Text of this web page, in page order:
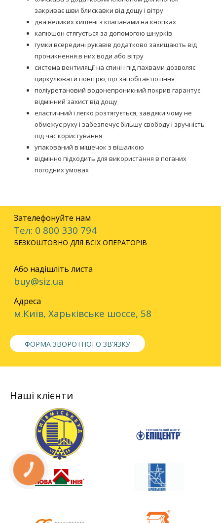
закриває шви блискавки від дощу і вітру
два великих кишені з клапанами на кнопках
капюшон стягується за допомогою шнурків
гумки всередині рукавів додатково захищають від
проникнення в них води або вітру
система вентиляції на спині і під пахвами дозволяє
циркулювати повітрю, що запобігає потіння
поліуретановий водонепроникний покрив гарантує
відмінний захист від дощу
еластичний і легко розтягується, завдяки чому не
обмежує руху і забезпечує більшу свободу і зручність
під час користування
упакований в мішечок з вішалкою
відмінно підходить для використання в поганих
погодних умовах
Зателефонуйте нам
Тел: 0 800 330 794
БЕЗКОШТОВНО ДЛЯ ВСІХ ОПЕРАТОРІВ
Або надішліть листа
buy@siz.ua
Адреса
м.Київ, Харьківське шоссе, 58
ФОРМА ЗВОРОТНОГО ЗВ'ЯЗКУ
Наші клієнти
КНОПКА
СВЯЗИ